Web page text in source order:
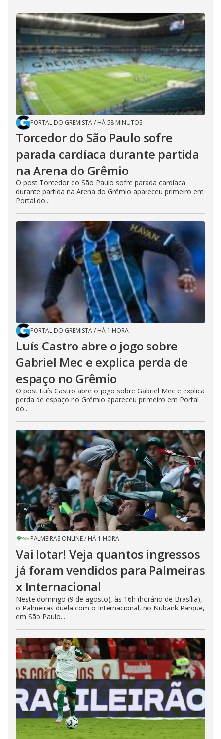
PORTAL DO GREMISTA/ HÁ 58 MINUTOS
Torcedor do São Paulo sofre
parada cardíaca durante partida
na Arena do Grêmio
O post Torcedor do São Paulo sofre parada cardíaca
durante partida na Arena do Grêmio apareceu primeiro em
Portal do...
PORTAL DO GREMISTA/ HÁ 1 HORA
Luís Castro abre o jogo sobre
Gabriel Mec e explica perda de
espaço no Grêmio
O post Luís Castro abre o jogo sobre Gabriel Mec e explica
perda de espaço no Grêmio apareceu primeiro em Portal
do...
PALMEIRAS ONLINE/ HÁ 1 HORA
Vai lotar! Veja quantos ingressos
já foram vendidos para Palmeiras
x Internacional
Neste domingo (9 de agosto), às 16h (horário de Brasília),
o Palmeiras duela com o Internacional, no Nubank Parque,
em São Paulo...